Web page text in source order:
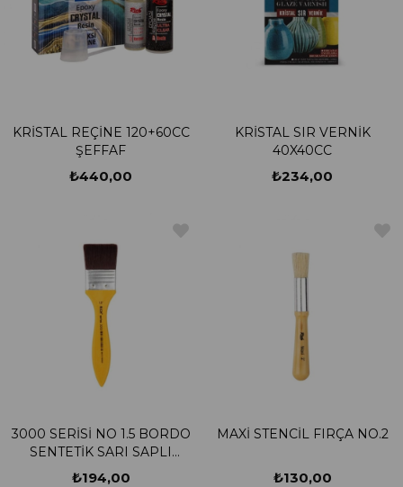
KRİSTAL REÇİNE 120+60CC
ŞEFFAF
₺440,00
KRİSTAL SIR VERNİK
40X40CC
₺234,00
3000 SERİSİ NO 1.5 BORDO
SENTETİK SARI SAPLI
ZEMİN FIRÇASI
₺194,00
MAXİ STENCİL FIRÇA NO.2
₺130,00